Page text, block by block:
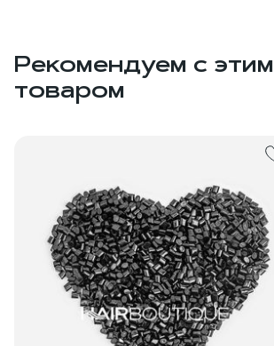
Рекомендуем с этим
товаром